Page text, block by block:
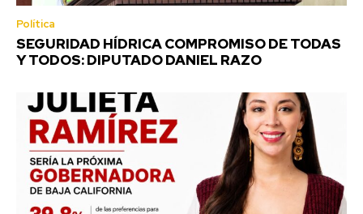
Política
SEGURIDAD HÍDRICA COMPROMISO DE TODAS
Y TODOS: DIPUTADO DANIEL RAZO